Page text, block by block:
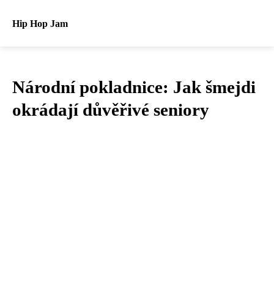
Hip Hop Jam
Národní pokladnice: Jak šmejdi
okrádají důvěřivé seniory